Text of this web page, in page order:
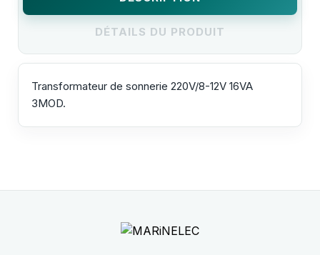
DÉTAILS DU PRODUIT
Transformateur de sonnerie 220V/8-12V 16VA
3MOD.